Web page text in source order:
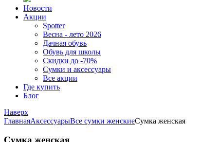
Новости
Акции
Spotter
Весна - лето 2026
Дачная обувь
Обувь для школы
Скидки до -70%
Сумки и аксессуары
Все акции
Где купить
Блог
Наверх
ГлавнаяАксессуарыВсе сумки женскиеСумка женская
Сумка женская